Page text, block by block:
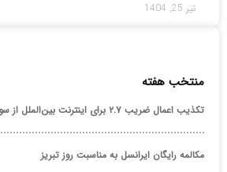
تیر 25, 1404
منتخب هفته
تکذیب اعمال ضریب ۲.۷ برای اینترنت بین‌الملل از سوی سازمان تنظیم مقررات
مکالمه رایگان ایرانسل به مناسبت روز تبریز